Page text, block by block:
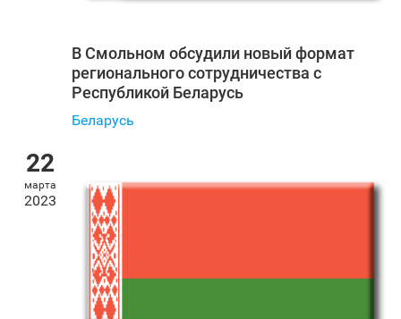
В Смольном обсудили новый формат
регионального сотрудничества с
Республикой Беларусь
Беларусь
22
марта
2023